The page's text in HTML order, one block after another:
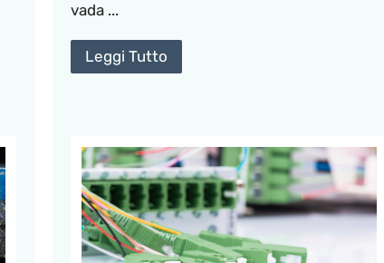
vada ...
Leggi Tutto